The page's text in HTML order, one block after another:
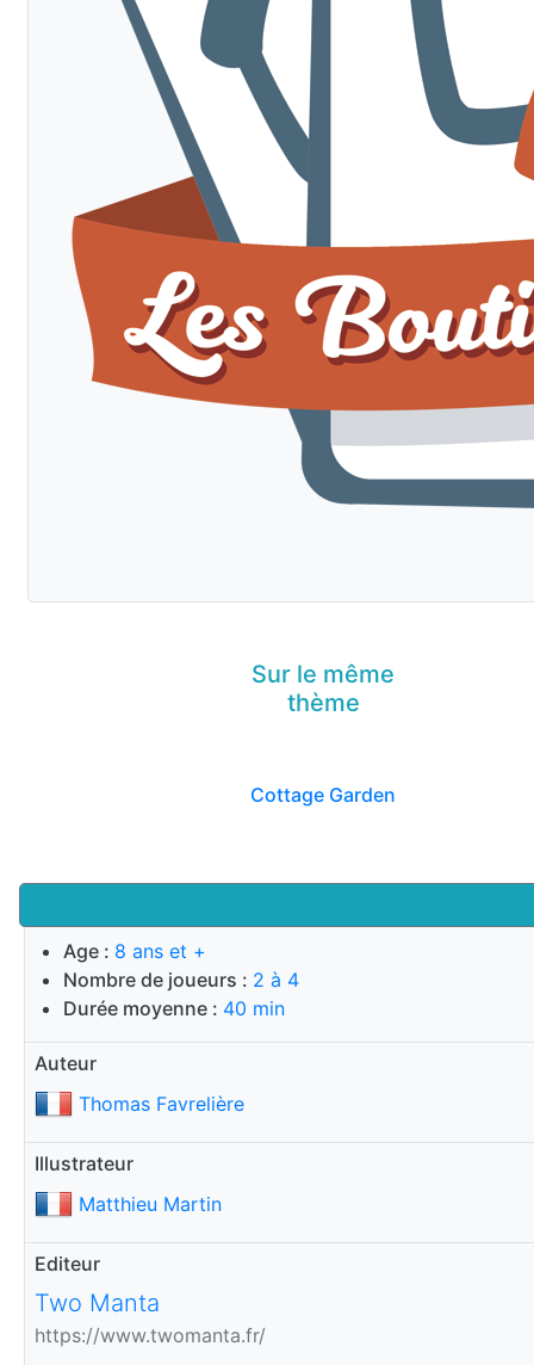
Age : 8 ans et +
Nombre de joueurs : 2 à 4
Durée moyenne : 40 min
Auteur
Thomas Favrelière
Illustrateur
Matthieu Martin
Editeur
Two Manta
https://www.twomanta.fr/
Sur le même
thème
Cottage Garden